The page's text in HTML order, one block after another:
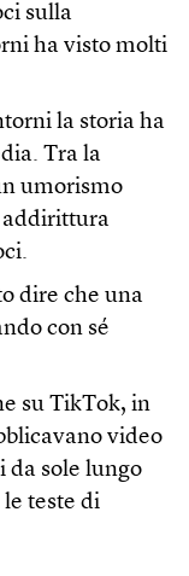
sulla
ha visto molti
la storia ha
Tra la
umorismo
addirittura
dire che una
con sé
su TikTok, in
video
da sole lungo
teste di